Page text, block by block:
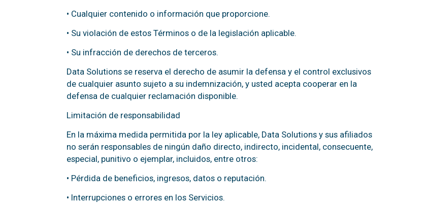
• Cualquier contenido o información que proporcione.
• Su violación de estos Términos o de la legislación aplicable.
• Su infracción de derechos de terceros.
Data Solutions se reserva el derecho de asumir la defensa y el control exclusivos
de cualquier asunto sujeto a su indemnización, y usted acepta cooperar en la
defensa de cualquier reclamación disponible.
Limitación de responsabilidad
En la máxima medida permitida por la ley aplicable, Data Solutions y sus afiliados
no serán responsables de ningún daño directo, indirecto, incidental, consecuente,
especial, punitivo o ejemplar, incluidos, entre otros:
• Pérdida de beneficios, ingresos, datos o reputación.
• Interrupciones o errores en los Servicios.